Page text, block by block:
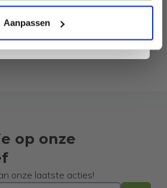
Aanpassen
op onze
onze laatste acties!
. Je kunt je op elk moment weer afmelden.